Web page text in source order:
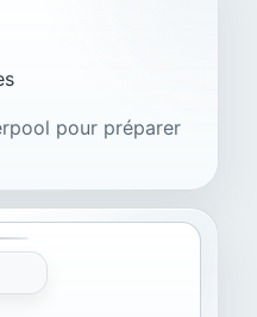
pour préparer